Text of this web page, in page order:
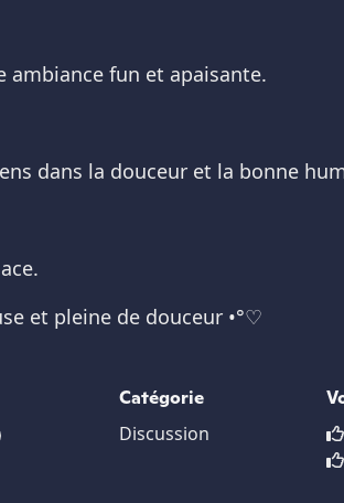
ambiance fun et apaisante.
dans la douceur et la bonne
et pleine de douceur •°♡
Catégorie
Discussion